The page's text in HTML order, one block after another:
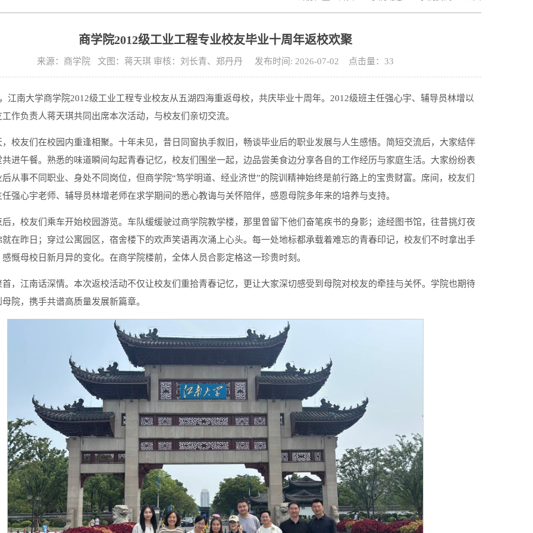
商学院2012级工业工程专业校友毕业十周年返校欢聚
来源：商学院 文图：蒋天琪 审核：刘长青、郑丹丹 发布时间: 2026-07-02 点击量： 33
江南大学商学院2012级工业工程专业校友从五湖四海重返母校，共庆毕业十周年。2012级班主任强心宇、辅导员林增以
作负责人蒋天琪共同出席本次活动，与校友们亲切交流。
，校友们在校园内重逢相聚。十年未见，昔日同窗执手叙旧，畅谈毕业后的职业发展与人生感悟。简短交流后，大家结伴
进午餐。熟悉的味道瞬间勾起青春记忆，校友们围坐一起，边品尝美食边分享各自的工作经历与家庭生活。大家纷纷表
从事不同职业、身处不同岗位，但商学院“笃学明道、经业济世”的院训精神始终是前行路上的宝贵财富。席间，校友们
强心宇老师、辅导员林增老师在求学期间的悉心教诲与关怀陪伴，感恩母院多年来的培养与支持。
后，校友们乘车开始校园游览。车队缓缓驶过商学院教学楼，那里曾留下他们奋笔疾书的身影；途经图书馆，往昔挑灯夜
在昨日；穿过公寓园区，宿舍楼下的欢声笑语再次涌上心头。每一处地标都承载着难忘的青春印记，校友们不时拿出手
慨母校日新月异的变化。在商学院楼前，全体人员合影定格这一珍贵时刻。
首，江南话深情。本次返校活动不仅让校友们重拾青春记忆，更让大家深切感受到母院对校友的牵挂与关怀。学院也期待
院，携手共谱高质量发展新篇章。